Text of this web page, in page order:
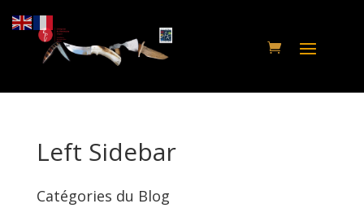
Left Sidebar
Catégories du Blog